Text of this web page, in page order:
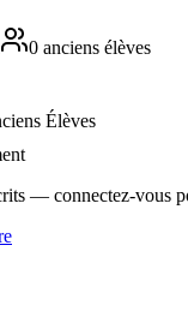
0 anciens élèves
Élèves
— connectez-vous